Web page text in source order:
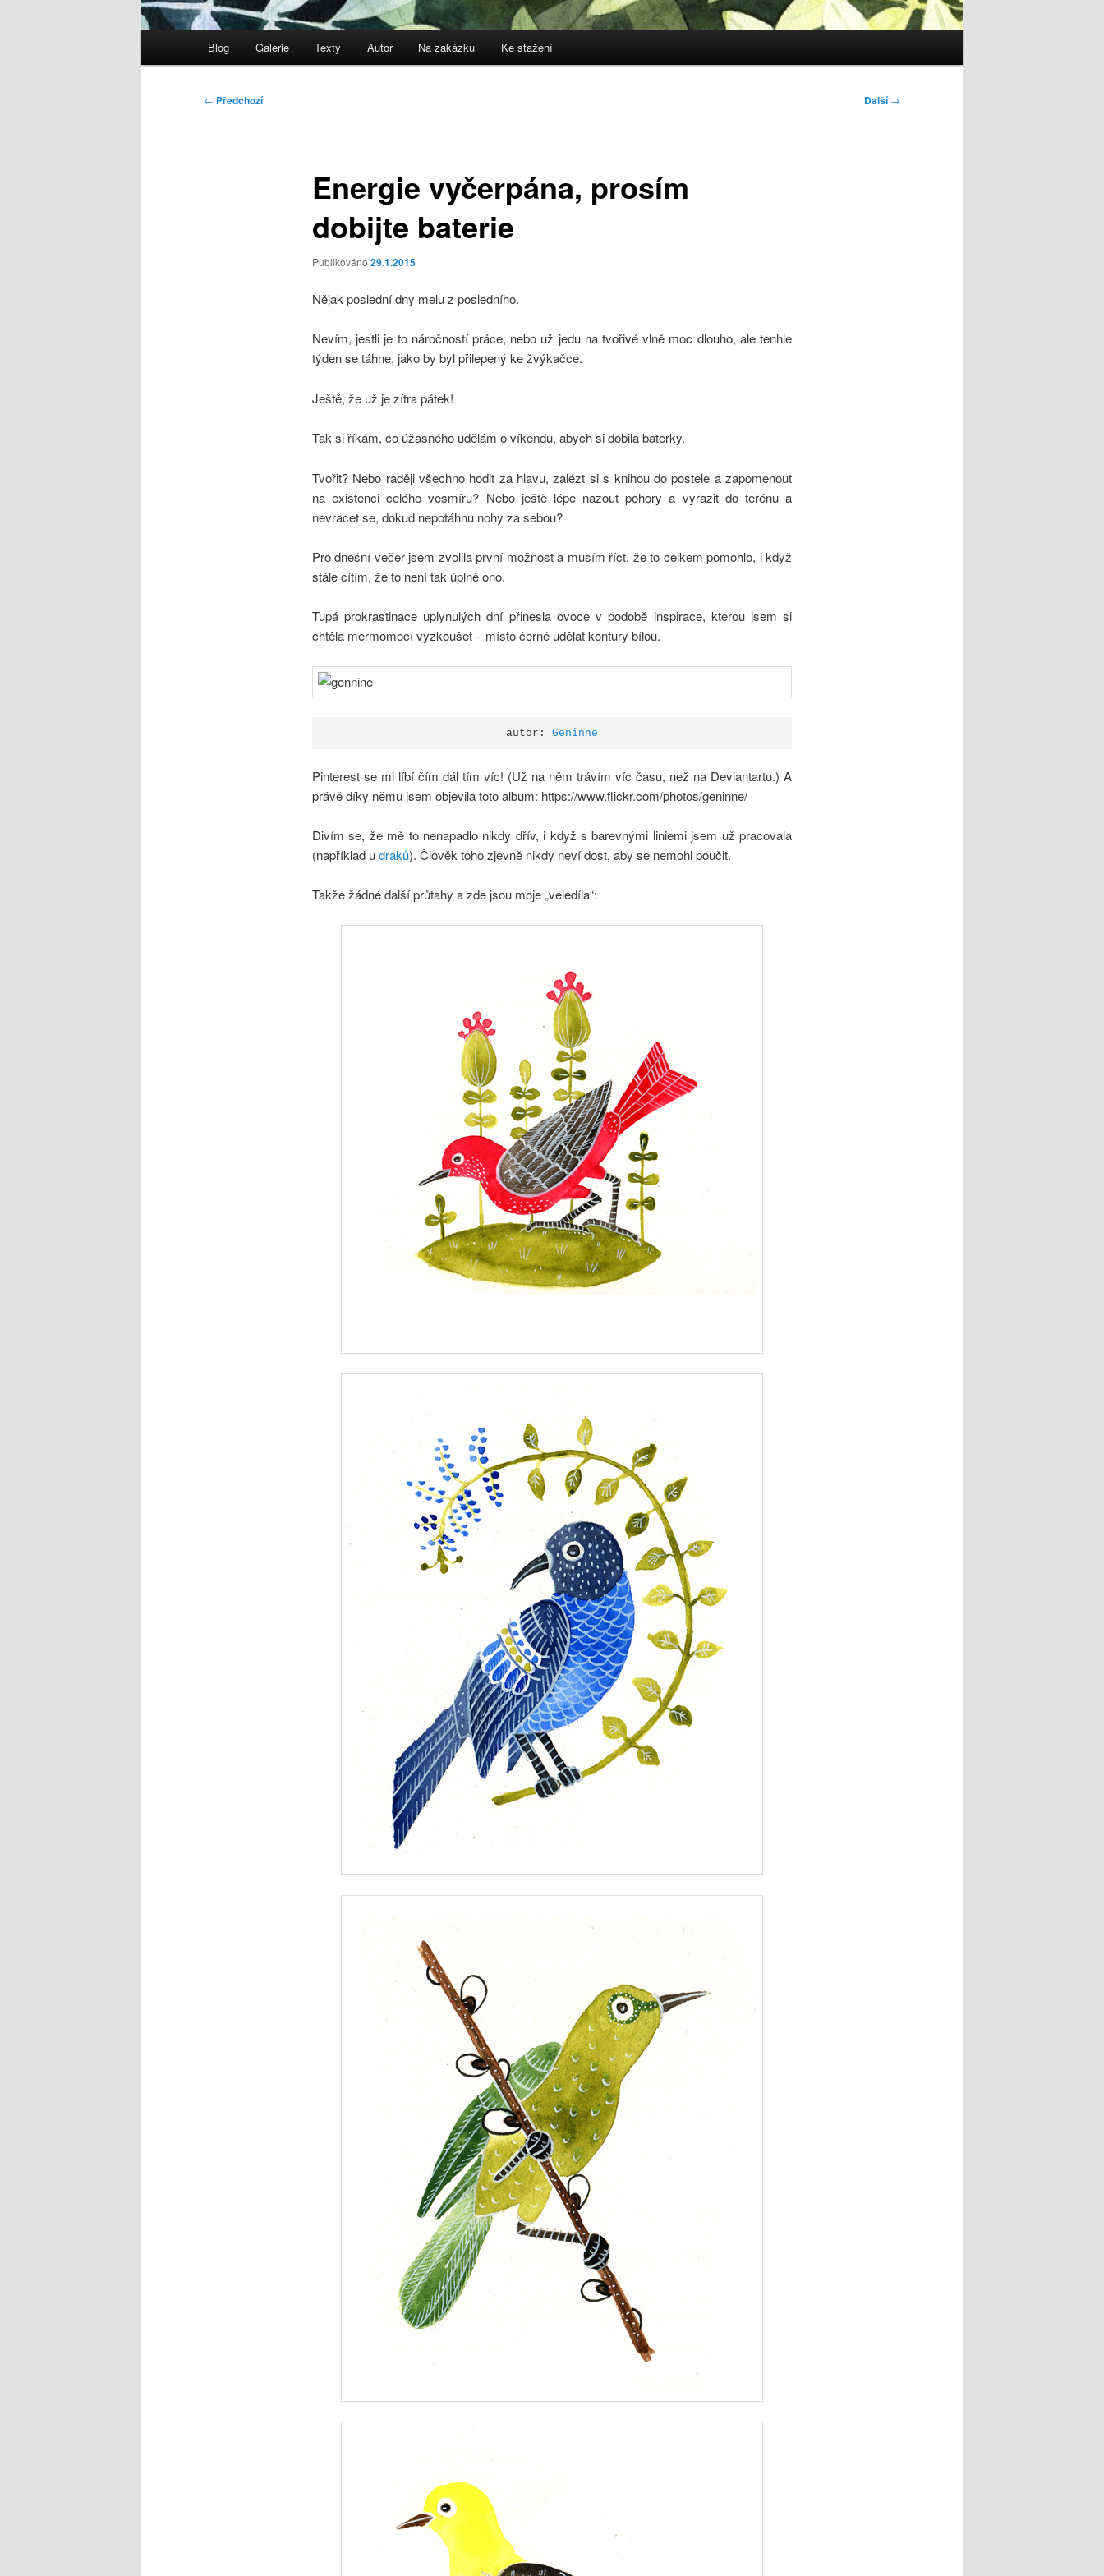
Blog Galerie Texty Autor Na zakázku Ke stažení
Navigace
← Předchozí Další→
Energie vyčerpána, prosím
dobijte baterie
Publikováno 29.1.2015
Nějak poslední dny melu z posledního.
Nevím, jestli je to náročností práce, nebo už jedu na tvořivé vlně moc dlouho, ale tenhle
týden se táhne, jako by byl přilepený ke žvýkačce.
Ještě, že už je zítra pátek!
Tak si říkám, co úžasného udělám o víkendu, abych si dobila baterky.
Tvořit? Nebo raději všechno hodit za hlavu, zalézt si s knihou do postele a zapomenout
na existenci celého vesmíru? Nebo ještě lépe nazout pohory a vyrazit do terénu a
nevracet se, dokud nepotáhnu nohy za sebou?
Pro dnešní večer jsem zvolila první možnost a musím říct, že to celkem pomohlo, i když
stále cítím, že to není tak úplně ono.
Tupá prokrastinace uplynulých dní přinesla ovoce v podobě inspirace, kterou jsem si
chtěla mermomocí vyzkoušet – místo černé udělat kontury bílou.
autor: Geninne
Pinterest se mi líbí čím dál tím víc! (Už na něm trávím víc času, než na Deviantartu.) A
právě díky němu jsem objevila toto album: https://www.flickr.com/photos/geninne/
Divím se, že mě to nenapadlo nikdy dřív, i když s barevnými liniemi jsem už pracovala
(například udraků). Člověk toho zjevně nikdy neví dost, aby se nemohl poučit.
Takže žádné další průtahy a zde jsou moje „veledíla“: